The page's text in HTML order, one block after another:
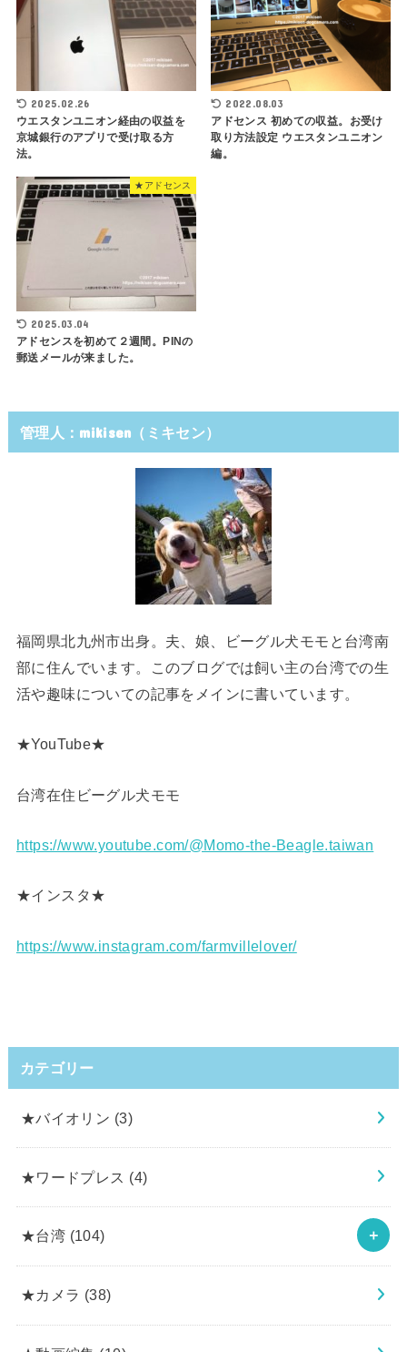
2025.02.26
ウエスタンユニオン経由の収益を
京城銀行のアプリで受け取る方
法。
2022.08.03
アドセンス 初めての収益。お受け
取り方法設定 ウエスタンユニオン
編。
★アドセンス
2025.03.04
アドセンスを初めて２週間。PINの
郵送メールが来ました。
管理人：mikisen（ミキセン）
福岡県北九州市出身。夫、娘、ビーグル犬モモと台湾南
部に住んでいます。このブログでは飼い主の台湾での生
活や趣味についての記事をメインに書いています。
★YouTube★
台湾在住ビーグル犬モモ
https://www.youtube.com/@Momo-the-Beagle.taiwan
★インスタ★
https://www.instagram.com/farmvillelover/
カテゴリー
★バイオリン (3)
★ワードプレス (4)
★台湾 (104)
★カメラ (38)